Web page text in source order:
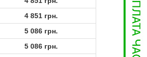
4 851 грн.
5 086 грн.
5 086 грн.